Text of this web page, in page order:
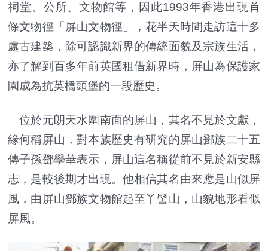
祠堂、公所、文物館等，因此1993年香港出現首
條文物徑「屏山文物徑」，花半天時間走訪這十多
處古建築，除可認識新界的傳統面貌及宗族生活，
亦了解到百多年前英國租借新界時，屏山為保護家
園成為抗英橋頭堡的一段歷史。
位於元朗天水圍南面的屏山，其名不見於文獻，
緣何稱屏山，對本族歷史有研究的屏山鄧族二十五
傳子孫鄧學華表示，屏山這名稱從前不見於新安縣
志，是較後期才出現。他相信其名由來應是山似屏
風，由屏山鄧族文物館起至丫髻山，山貌地形看似
屏風。